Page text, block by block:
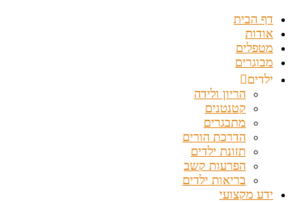
דף הבית
אודות
מטפלים
מבוגרים
ילדים
הריון ולידה
קטנטנים
מתבגרים
הדרכת הורים
תזונת ילדים
הפרעות קשב
בריאות ילדים
ידע מקצועי